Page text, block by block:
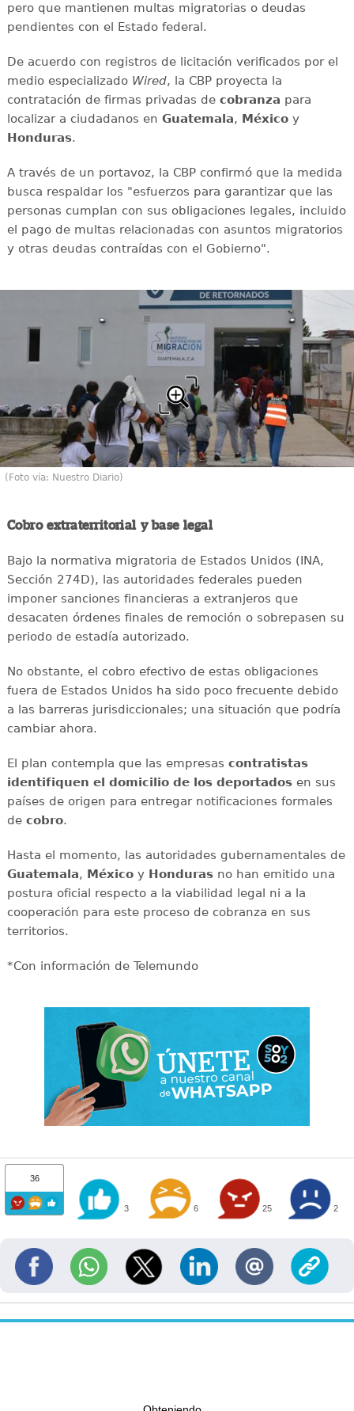
pero que mantienen multas migratorias o deudas
pendientes con el Estado federal.
De acuerdo con registros de licitación verificados por el
medio especializado Wired, la CBP proyecta la
contratación de firmas privadas de cobranza para
localizar a ciudadanos en Guatemala, Méxicoy
Honduras.
A través de un portavoz, la CBP confirmó que la medida
busca respaldar los "esfuerzos para garantizar que las
personas cumplan con sus obligaciones legales, incluido
el pago de multas relacionadas con asuntos migratorios
y otras deudas contraídas con el Gobierno".
(Foto vía: Nuestro Diario)
Cobro extraterritorial y base legal
Bajo la normativa migratoria de Estados Unidos (INA,
Sección 274D), las autoridades federales pueden
imponer sanciones financieras a extranjeros que
desacaten órdenes finales de remoción o sobrepasen su
periodo de estadía autorizado.
No obstante, el cobro efectivo de estas obligaciones
fuera de Estados Unidos ha sido poco frecuente debido
a las barreras jurisdiccionales; una situación que podría
cambiar ahora.
El plan contempla que las empresas contratistas
identifiquen el domicilio de los deportadosen sus
países de origen para entregar notificaciones formales
de cobro.
Hasta el momento, las autoridades gubernamentales de
Guatemala, Méxicoy Hondurasno han emitido una
postura oficial respecto a la viabilidad legal ni a la
cooperación para este proceso de cobranza en sus
territorios.
*Con información de Telemundo
36
3 6 25 2